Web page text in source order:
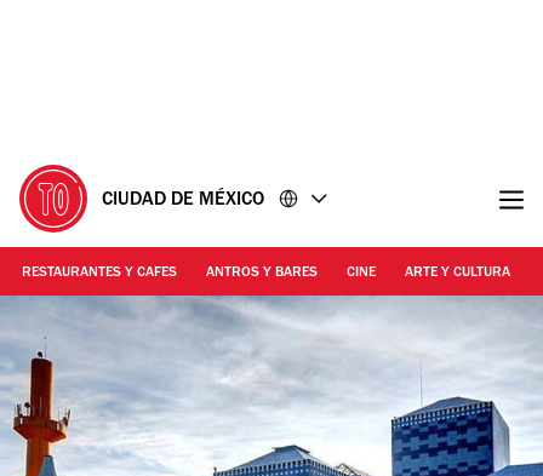
CIUDAD DE MÉXICO
RESTAURANTES Y CAFES ANTROS Y BARES CINE ARTE Y CULTURA